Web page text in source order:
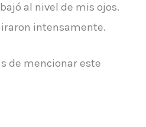
al nivel de mis ojos.
intensamente.
de mencionar este